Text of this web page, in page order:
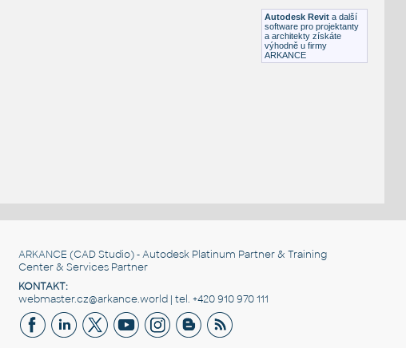
RFA Kuchyně
Autodesk Revit a další
software pro projektanty
a architekty získáte
výhodně u firmy
ARKANCE
ARKANCE (CAD Studio) - Autodesk Platinum Partner & Training
Center & Services Partner
KONTAKT:
webmaster.cz@arkance.world | tel. +420 910 970 111